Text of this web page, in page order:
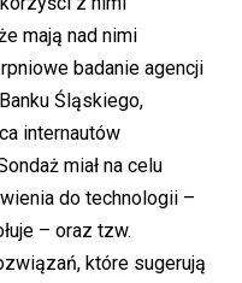
mają nad nimi
badanie agencji
Śląskiego,
internautów
miał na celu
do technologii –
– oraz tzw.
które sugerują